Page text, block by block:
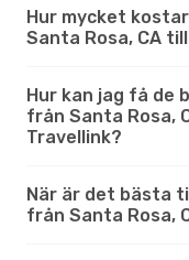
Hur mycket
Santa Rosa, CA
Hur kan jag få de
från Santa Rosa,
Travellink?
När är det bästa
från Santa Rosa,